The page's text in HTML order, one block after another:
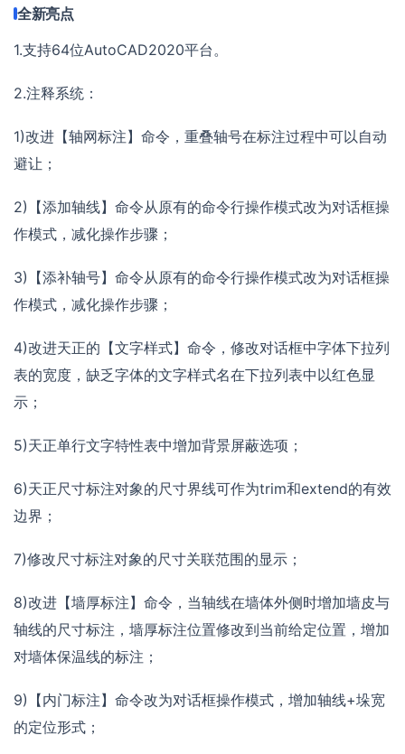
全新亮点
1.支持64位AutoCAD2020平台。
2.注释系统：
1)改进【轴网标注】命令，重叠轴号在标注过程中可以自动
避让；
2)【添加轴线】命令从原有的命令行操作模式改为对话框操
作模式，减化操作步骤；
3)【添补轴号】命令从原有的命令行操作模式改为对话框操
作模式，减化操作步骤；
4)改进天正的【文字样式】命令，修改对话框中字体下拉列
表的宽度，缺乏字体的文字样式名在下拉列表中以红色显
示；
5)天正单行文字特性表中增加背景屏蔽选项；
6)天正尺寸标注对象的尺寸界线可作为trim和extend的有效
边界；
7)修改尺寸标注对象的尺寸关联范围的显示；
8)改进【墙厚标注】命令，当轴线在墙体外侧时增加墙皮与
轴线的尺寸标注，墙厚标注位置修改到当前给定位置，增加
对墙体保温线的标注；
9)【内门标注】命令改为对话框操作模式，增加轴线+垛宽
的定位形式；